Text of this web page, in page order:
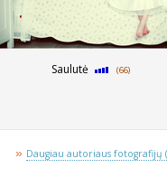
Saulutė (66)
» Daugiau autoriaus fotografijų